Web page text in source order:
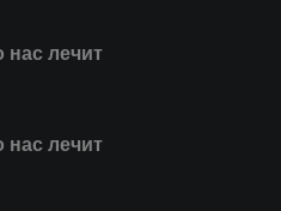
нас лечит
нас лечит